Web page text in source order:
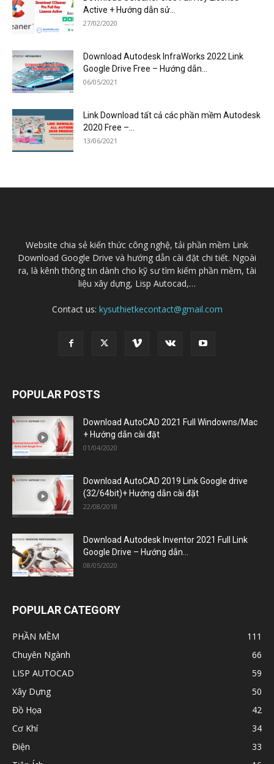
Active + Hướng dẫn sử...
27/02/2020
Download Autodesk InfraWorks 2022 Link
Google Drive Free – Hướng dẫn...
06/05/2021
Link Download tất cả các phần mềm Autodesk
2020 Free –...
13/06/2021
Website chia sẻ kiến thức công nghệ, tải phần mềm Link
Download Google Drive và hướng dẫn cài đặt chi tiết. Ngoài
ra, là kênh thông tin dành cho kỹ sư tìm kiếm phần mềm, tài
liệu xây dựng, Lisp Autocad,…
Contact us: kysuthietkecontact@gmail.com
POPULAR POSTS
Download AutoCAD 2021 Full Windowns/Mac
+ Hướng dẫn cài đặt
01/04/2020
Download AutoCAD 2019 Link Google drive
(32/64bit)+ Hướng dẫn cài đặt
22/08/2018
Download Autodesk Inventor 2021 Full Link
Google Drive – Hướng dẫn...
08/05/2020
POPULAR CATEGORY
PHẦN MỀM
111
Chuyên Ngành
66
LISP AUTOCAD
59
Xây Dựng
50
Đồ Họa
42
Cơ Khí
34
Điện
33